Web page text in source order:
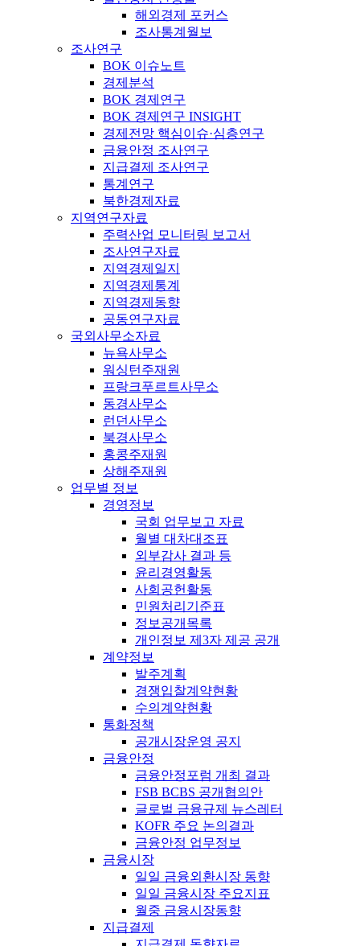
해외경제 포커스
조사통계월보
조사연구
BOK 이슈노트
경제분석
BOK 경제연구
BOK 경제연구 INSIGHT
경제전망 핵심이슈·심층연구
금융안정 조사연구
지급결제 조사연구
통계연구
북한경제자료
지역연구자료
주력산업 모니터링 보고서
조사연구자료
지역경제일지
지역경제통계
지역경제동향
공동연구자료
국외사무소자료
뉴욕사무소
워싱턴주재원
프랑크푸르트사무소
동경사무소
런던사무소
북경사무소
홍콩주재원
상해주재원
업무별 정보
경영정보
국회 업무보고 자료
월별 대차대조표
외부감사 결과 등
윤리경영활동
사회공헌활동
민원처리기준표
정보공개목록
개인정보 제3자 제공 공개
계약정보
발주계획
경쟁입찰계약현황
수의계약현황
통화정책
공개시장운영 공지
금융안정
금융안정포럼 개최 결과
FSB BCBS 공개협의안
글로벌 금융규제 뉴스레터
KOFR 주요 논의결과
금융안정 업무정보
금융시장
일일 금융외환시장 동향
일일 금융시장 주요지표
월중 금융시장동향
지급결제